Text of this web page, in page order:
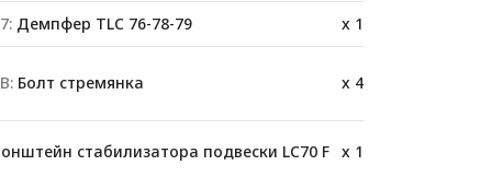
Демпфер TLC 76-78-79 x 1
Болт стремянка x 4
стабилизатора подвески LC70 F x 1